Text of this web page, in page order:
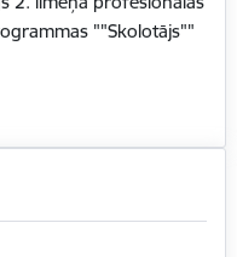
""Skolotājs""